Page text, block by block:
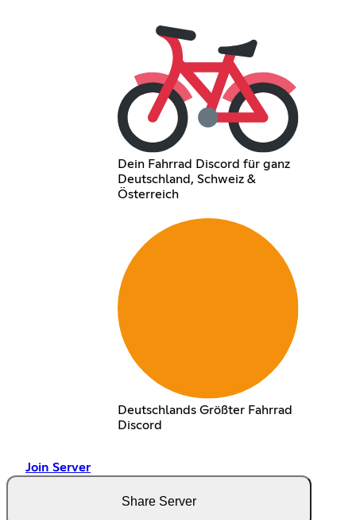
Dein Fahrrad Discord für ganz
Deutschland, Schweiz &
Österreich
Deutschlands Größter Fahrrad
Discord
Join Server
Share Server